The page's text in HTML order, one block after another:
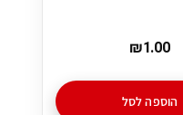
₪1.00
הוספה לסל